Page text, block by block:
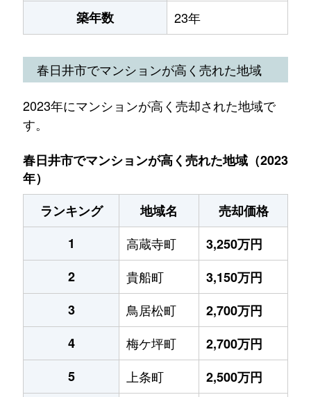
築年数 23年
春日井市でマンションが高く売れた地域
2023年にマンションが高く売却された地域で
す。
春日井市でマンションが高く売れた地域（2023
年）
ランキング
地域名
売却価格
1
高蔵寺町
3,250万円
2
貴船町
3,150万円
3
鳥居松町
2,700万円
4
梅ケ坪町
2,700万円
5
上条町
2,500万円